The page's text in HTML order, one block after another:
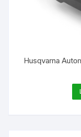
Husqvarna